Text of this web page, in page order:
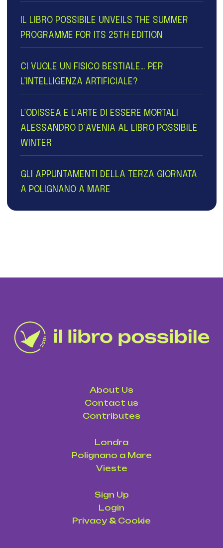
IL LIBRO POSSIBILE UNVEILS THE SUMMER
PROGRAMME FOR ITS 25TH EDITION
CI VUOLE UN FISICO BESTIALE… PER
L’INTELLIGENZA ARTIFICIALE?
L’ODISSEA E L’ARTE DI ESSERE MORTALI
ALESSANDRO D’AVENIA AL LIBRO POSSIBILE
WINTER
GLI APPUNTAMENTI DELLA TERZA GIORNATA
A POLIGNANO A MARE
About Us
Contact us
Contributes
Londra
Polignano a Mare
Vieste
Sign Up
Login
Privacy & Cookie